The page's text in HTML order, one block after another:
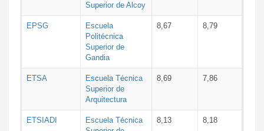
Superior de Alcoy
EPSG
Escuela
Politécnica
Superior de
Gandia
8,67 8,79
ETSA
Escuela Técnica
Superior de
Arquitectura
8,69 7,86
ETSIADI
Escuela Técnica
8,13 8,18